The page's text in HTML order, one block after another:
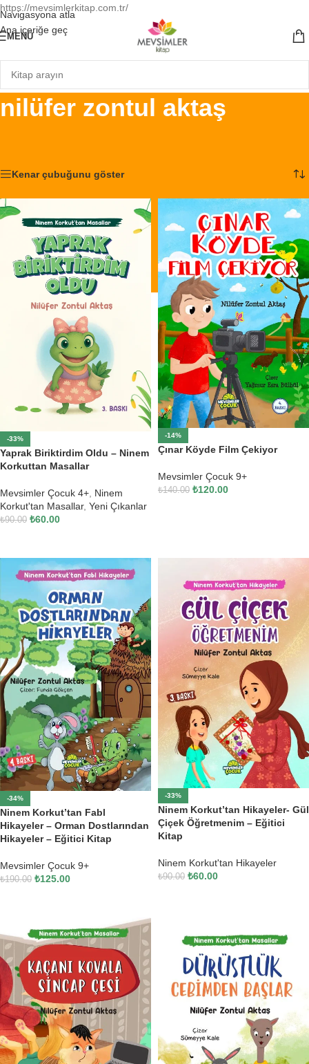
https://mevsimlerkitap.com.tr/
Navigasyona atla
Ana içeriğe geç
MENÜ
nilüfer zontul aktaş
Kenar çubuğunu göster
-33%
Yaprak Biriktirdim Oldu – Ninem
Korkuttan Masallar
Mevsimler Çocuk 4+ Ninem
Korkut'tan Masallar, Yeni Çıkanlar
₺90.00 ₺60.00
-14%
Çınar Köyde Film Çekiyor
Mevsimler Çocuk 9+
₺140.00 ₺120.00
-34%
Ninem Korkut’tan Fabl
Hikayeler – Orman Dostlarından
Hikayeler – Eğitici Kitap
Mevsimler Çocuk 9+
₺190.00 ₺125.00
-33%
Ninem Korkut’tan Hikayeler- Gül
Çiçek Öğretmenim – Eğitici
Kitap
Ninem Korkut'tan Hikayeler
₺90.00 ₺60.00